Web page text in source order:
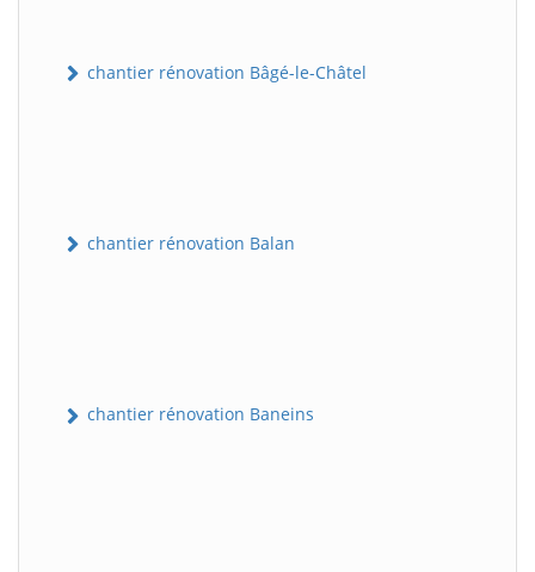
chantier rénovation Bâgé-le-Châtel
chantier rénovation Balan
chantier rénovation Baneins